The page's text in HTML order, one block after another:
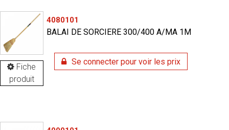
Fiche
produit
4080101
BALAI DE SORCIERE 300/400 A/MA 1M
Se connecter pour voir les prix